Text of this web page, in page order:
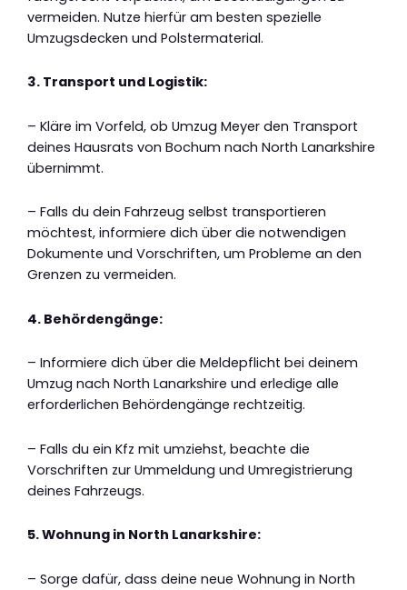
vermeiden. Nutze hierfür am besten spezielle
Umzugsdecken und Polstermaterial.
3. Transport und Logistik:
– Kläre im Vorfeld, ob Umzug Meyer den Transport
deines Hausrats von Bochum nach North Lanarkshire
übernimmt.
– Falls du dein Fahrzeug selbst transportieren
möchtest, informiere dich über die notwendigen
Dokumente und Vorschriften, um Probleme an den
Grenzen zu vermeiden.
4. Behördengänge:
– Informiere dich über die Meldepflicht bei deinem
Umzug nach North Lanarkshire und erledige alle
erforderlichen Behördengänge rechtzeitig.
– Falls du ein Kfz mit umziehst, beachte die
Vorschriften zur Ummeldung und Umregistrierung
deines Fahrzeugs.
5. Wohnung in North Lanarkshire:
– Sorge dafür, dass deine neue Wohnung in North